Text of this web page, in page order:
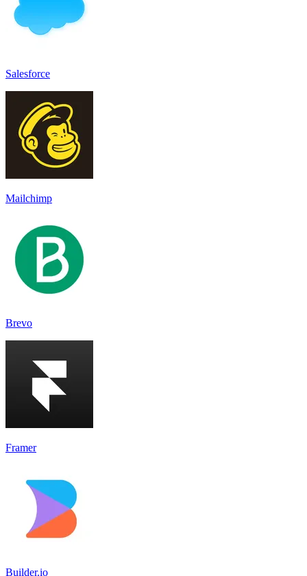
Salesforce
Mailchimp
Brevo
Framer
Builder.io